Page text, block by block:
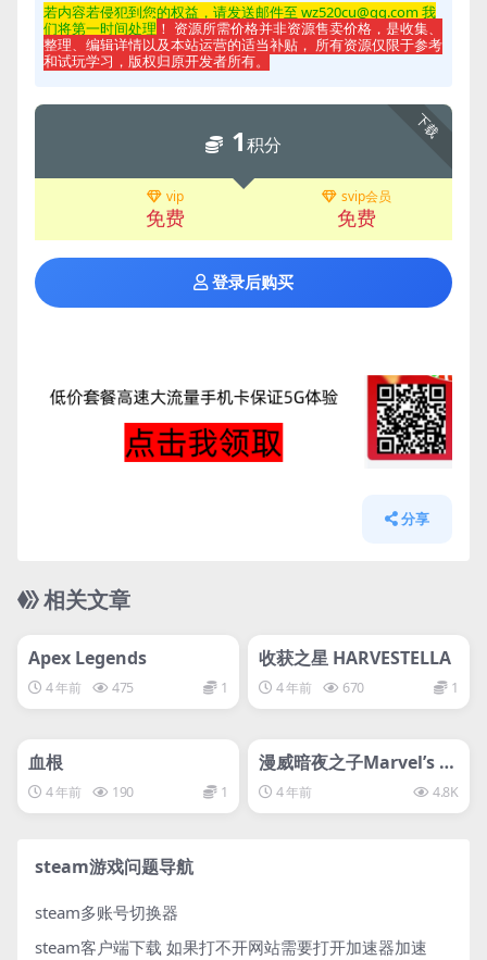
若内容若侵犯到您的权益，请发送邮件至 wz520cu@qq.com 我
们将第一时间处理 ！ 资源所需价格并非资源售卖价格，是收集、
整理、编辑详情以及本站运营的适当补贴， 所有资源仅限于参考
和试玩学习，版权归原开发者所有。
下载
1积分
vip
免费
svip会员
免费
登录后购买
分享
相关文章
Apex Legends
4 年前 475 1
svip专属
收获之星 HARVESTELLA
4 年前 670 1
血根
4 年前 190 1
svip专属
漫威暗夜之子Marvel’s M
idnight Suns—d加密
4 年前 4.8K
steam游戏问题导航
steam多账号切换器
steam客户端下载 如果打不开网站需要打开加速器加速